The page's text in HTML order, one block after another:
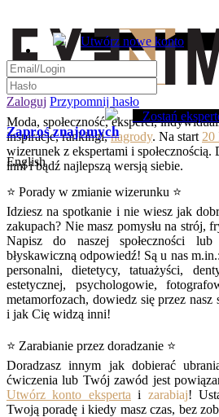
Moda, społeczność, eksperci,
inspiracje, rankingi,nagrody. Na start 20
wizerunek z ekspertami i
inni i bądź najlepszą wersją siebie.
Utwórz nowe konto
Zaloguj Przypomnij hasło
Zostań
Zaproś znajomych
English
⭐ Porady w zmianie wizerunku ⭐
Idziesz na spotkanie i nie wiesz jak
zakupach? Nie masz pomysłu na strój,
Napisz do naszej społeczności
błyskawiczną odpowiedź! Są u nas
personalni, dietetycy, tatuażyści,
estetycznej, psychologowie,
metamorfozach, dowiedz się przez
i jak Cię widzą inni!
⭐ Zarabianie przez doradzanie ⭐
Doradzasz innym jak dobierać
ćwiczenia lub Twój zawód jest
Utwórz konto eksperta i zarabiaj!
Twoją poradę i kiedy masz czas, bez